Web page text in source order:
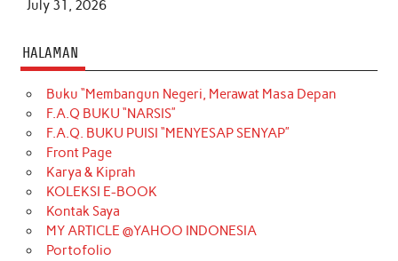
July 31, 2026
HALAMAN
Buku “Membangun Negeri, Merawat Masa Depan
F.A.Q BUKU “NARSIS”
F.A.Q. BUKU PUISI “MENYESAP SENYAP”
Front Page
Karya & Kiprah
KOLEKSI E-BOOK
Kontak Saya
MY ARTICLE @YAHOO INDONESIA
Portofolio